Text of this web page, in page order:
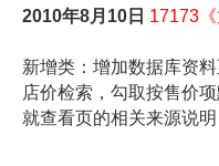
2010年8月10日 17173
新增类：增加数据库资
店价检索，勾取按售价
就查看页的相关来源说明